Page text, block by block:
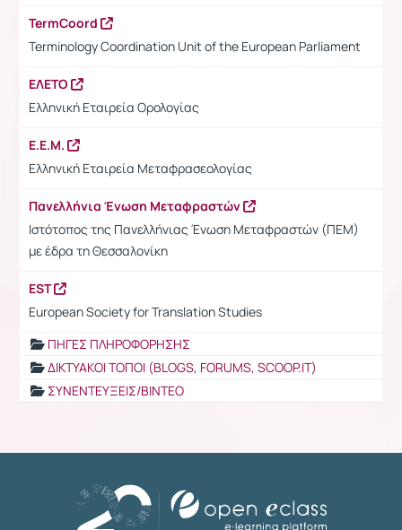
TermCoord
Terminology Coordination Unit of the European Parliament
ΕΛΕΤΟ
Ελληνική Εταιρεία Ορολογίας
Ε.Ε.Μ.
Ελληνική Εταιρεία Μεταφρασεολογίας
Πανελλήνια Ένωση Μεταφραστών
Ιστότοπος της Πανελλήνιας Ένωση Μεταφραστών (ΠΕΜ)
με έδρα τη Θεσσαλονίκη
EST
European Society for Translation Studies
ΠΗΓΕΣ ΠΛΗΡΟΦΟΡΗΣΗΣ
ΔΙΚΤΥΑΚΟΙ ΤΟΠΟΙ (BLOGS, FORUMS, SCOOP.IT)
ΣΥΝΕΝΤΕΥΞΕΙΣ/ΒΙΝΤΕΟ